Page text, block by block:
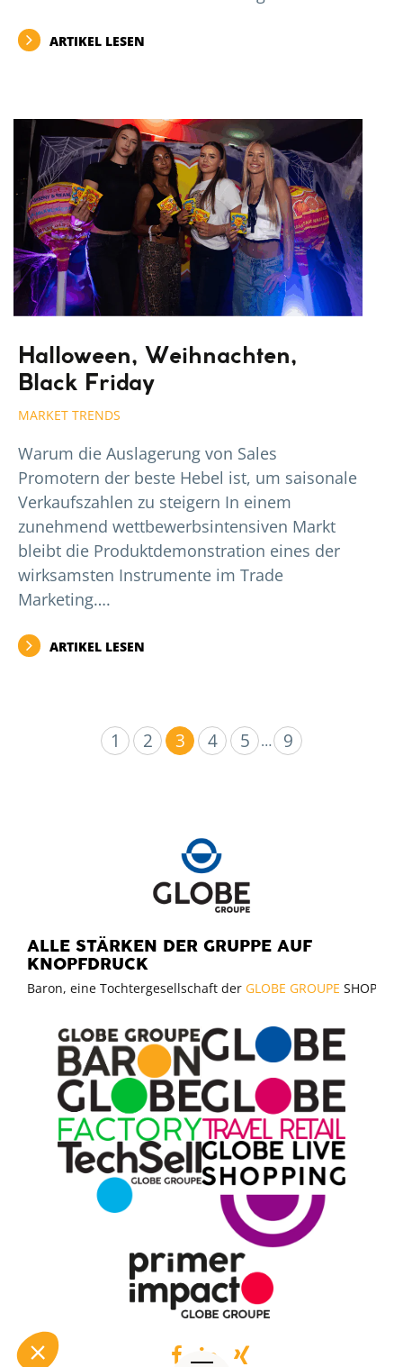
ARTIKEL LESEN
Halloween, Weihnachten,
Black Friday
MARKET TRENDS
Warum die Auslagerung von Sales
Promotern der beste Hebel ist, um saisonale
Verkaufszahlen zu steigern In einem
zunehmend wettbewerbsintensiven Markt
bleibt die Produktdemonstration eines der
wirksamsten Instrumente im Trade
Marketing….
ARTIKEL LESEN
1 2 3 4 5 … 9
ALLE STÄRKEN DER GRUPPE AUF
KNOPFDRUCK
Baron, eine Tochtergesellschaft der GLOBE GROUPE